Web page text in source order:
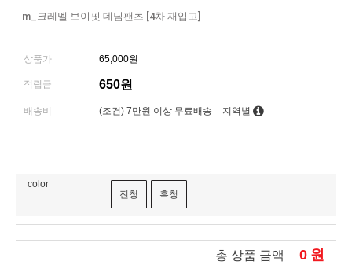
m_크레멜 보이핏 데님팬츠 [4차 재입고]
상품가 65,000원
적립금 650원
배송비 (조건) 7만원 이상 무료배송 지역별
color
진청
흑청
총 상품 금액 0 원